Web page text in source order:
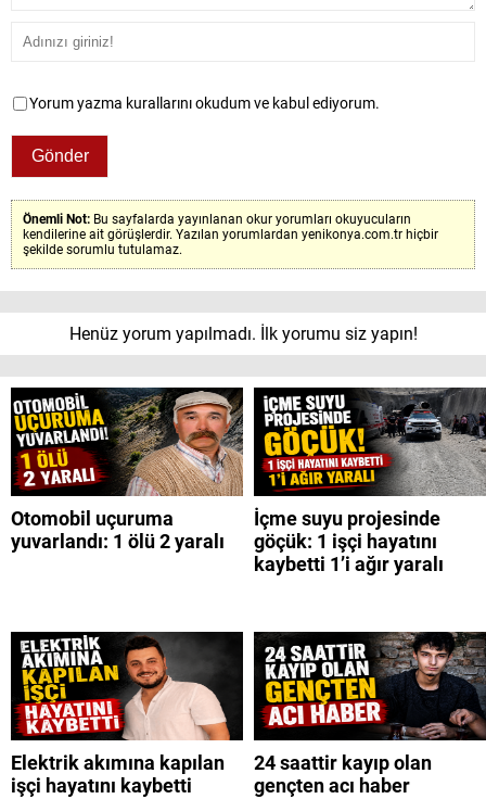
Yorum yazma kurallarını okudum ve kabul ediyorum.
Önemli Not: Bu sayfalarda yayınlanan okur yorumları okuyucuların
kendilerine ait görüşlerdir. Yazılan yorumlardan yenikonya.com.tr hiçbir
şekilde sorumlu tutulamaz.
Henüz yorum yapılmadı. İlk yorumu siz yapın!
Otomobil uçuruma
yuvarlandı: 1 ölü 2 yaralı
İçme suyu projesinde
göçük: 1 işçi hayatını
kaybetti 1’i ağır yaralı
Elektrik akımına kapılan
işçi hayatını kaybetti
24 saattir kayıp olan
gençten acı haber